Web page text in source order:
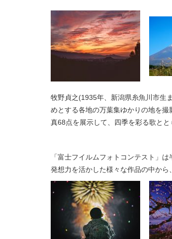
牧野貞之(1935年、新潟県糸魚川市生
めとする各地の万葉集ゆかりの地を
真68点を展示して、四季を彩る歌とと
「富士フイルムフォトコンテスト」
発想力を活かした様々な作品の中から